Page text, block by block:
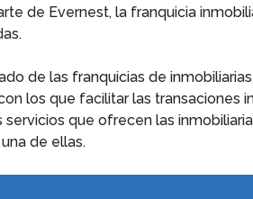
de Evernest, la franquicia
de las franquicias de
los que facilitar las transaciones
que ofrecen las
de ellas.